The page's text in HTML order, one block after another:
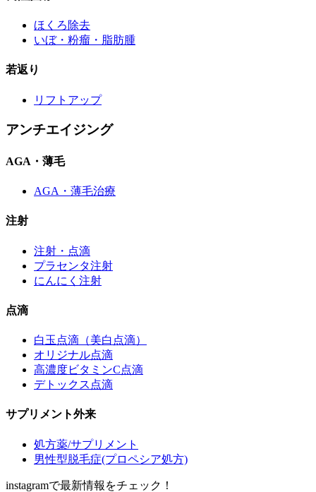
ほくろ除去
いぼ・粉瘤・脂肪腫
若返り
リフトアップ
アンチエイジング
AGA・薄毛
AGA・薄毛治療
注射
注射・点滴
プラセンタ注射
にんにく注射
点滴
白玉点滴（美白点滴）
オリジナル点滴
高濃度ビタミンC点滴
デトックス点滴
サプリメント外来
処方薬/サプリメント
男性型脱毛症(プロペシア処方)
instagramで最新情報をチェック！